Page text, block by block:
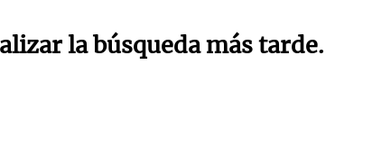
la búsqueda más tarde.